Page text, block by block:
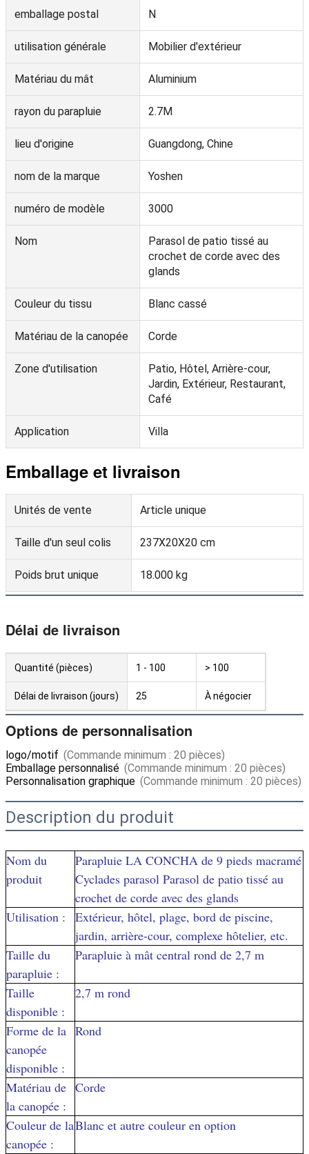
emballage postal N
utilisation générale Mobilier d'extérieur
Matériau du mât Aluminium
rayon du parapluie 2.7M
lieu d'origine Guangdong, Chine
nom de la marque Yoshen
numéro de modèle 3000
Nom
Parasol de patio tissé au
crochet de corde avec des
glands
Couleur du tissu Blanc cassé
Matériau de la canopée Corde
Zone d'utilisation
Patio, Hôtel, Arrière-cour,
Jardin, Extérieur, Restaurant,
Café
Application Villa
Emballage et livraison
Unités de vente Article unique
Taille d'un seul colis 237X20X20 cm
Poids brut unique 18.000 kg
Délai de livraison
Quantité (pièces) 1 - 100 > 100
Délai de livraison (jours) 25 À négocier
Options de personnalisation
logo/motif (Commande minimum : 20 pièces)
Emballage personnalisé (Commande minimum : 20 pièces)
Personnalisation graphique (Commande minimum : 20 pièces)
Description du produit
Nom du
produit
Parapluie LA CONCHA de 9 pieds macramé
Cyclades parasol Parasol de patio tissé au
crochet de corde avec des glands
Utilisation :
Extérieur, hôtel, plage, bord de piscine,
jardin, arrière-cour, complexe hôtelier, etc.
Taille du
parapluie :
Parapluie à mât central rond de 2,7 m
Taille
disponible :
2,7 m rond
Forme de la
canopée
disponible :
Rond
Matériau de
la canopée :
Corde
Couleur de la
canopée :
Blanc et autre couleur en option